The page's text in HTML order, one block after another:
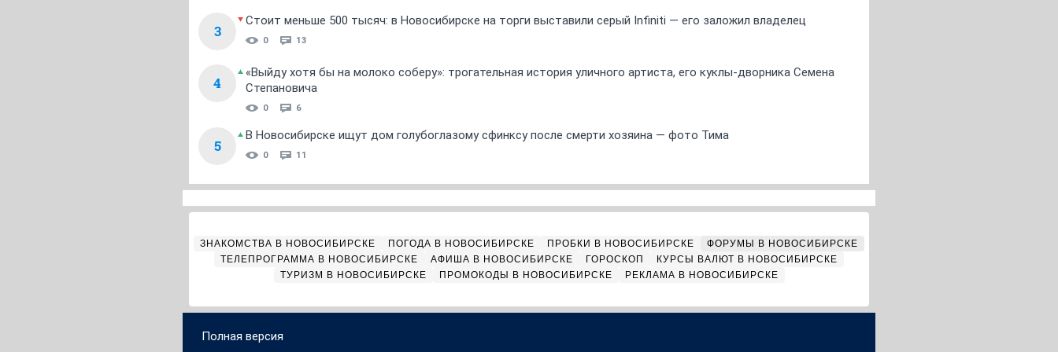
3
Стоит меньше 500 тысяч: в Новосибирске на торги выставили серый Infiniti — его заложил владелец
0 13
4
«Выйду хотя бы на молоко соберу»: трогательная история уличного артиста, его куклы-дворника Семена
Степановича
0 6
5
В Новосибирске ищут дом голубоглазому сфинксу после смерти хозяина — фото Тима
0 11
ЗНАКОМСТВА В НОВОСИБИРСКЕ ПОГОДА В НОВОСИБИРСКЕ ПРОБКИ В НОВОСИБИРСКЕ
ФОРУМЫ В НОВОСИБИРСКЕ
ТЕЛЕПРОГРАММА В НОВОСИБИРСКЕ
АФИША В НОВОСИБИРСКЕ ГОРОСКОП
КУРСЫ ВАЛЮТ В НОВОСИБИРСКЕ
ТУРИЗМ В НОВОСИБИРСКЕ
ПРОМОКОДЫ В НОВОСИБИРСКЕ РЕКЛАМА В НОВОСИБИРСКЕ
Полная версия